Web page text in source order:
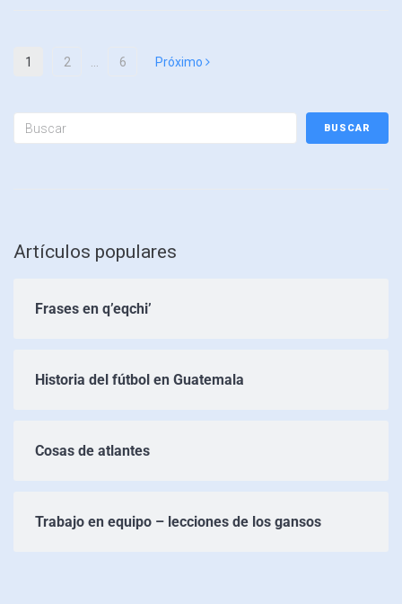
1 2 6 Próximo
BUSCAR
Artículos populares
Frases en q’eqchi’
Historia del fútbol en Guatemala
Cosas de atlantes
Trabajo en equipo – lecciones de los gansos